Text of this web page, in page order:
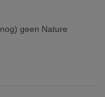
geen Nature